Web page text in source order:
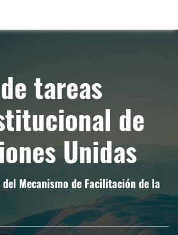
tareas
de
Unidas
Mecanismo de Facilitación de la